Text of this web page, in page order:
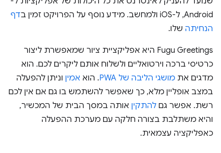
Android, ל-iOS ולמחשב. מידע נוסף על הפרויקט זמין ב
דף
הנחיתה שלו.
Fugu Greetings היא אפליקציית ציור שמאפשרת ליצור
כרטיסי ברכה וירטואליים ולשלוח אותם ליקרים לכם. הוא
מדגים את מושגי הליבה של PWA . הוא אמין וניתן להפעלה
במצב אופליין מלא, כך שאפשר להשתמש בו גם אם אין לכם
רשת. אפשר גם להתקין אותה במסך הבית של המכשיר,
והיא משתלבת בצורה חלקה עם מערכת ההפעלה
כאפליקציה עצמאית.